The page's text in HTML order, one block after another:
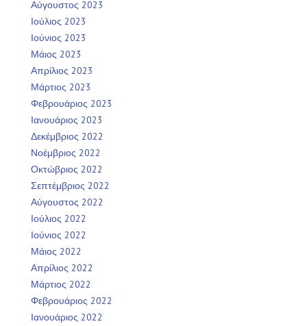
Αύγουστος 2023
Ιούλιος 2023
Ιούνιος 2023
Μάιος 2023
Απρίλιος 2023
Μάρτιος 2023
Φεβρουάριος 2023
Ιανουάριος 2023
Δεκέμβριος 2022
Νοέμβριος 2022
Οκτώβριος 2022
Σεπτέμβριος 2022
Αύγουστος 2022
Ιούλιος 2022
Ιούνιος 2022
Μάιος 2022
Απρίλιος 2022
Μάρτιος 2022
Φεβρουάριος 2022
Ιανουάριος 2022